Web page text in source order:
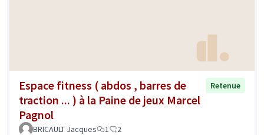
Espace fitness ( abdos , barres de
traction ... ) à la Paine de jeux Marcel
Pagnol
Retenue
BRICAULT Jacques 1 2